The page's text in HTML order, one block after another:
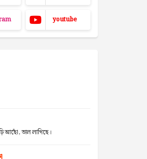
youtube
আছোঁ, ভাল লাগিছে।